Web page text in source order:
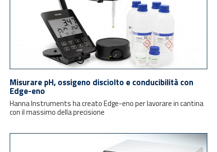
Misurare pH, ossigeno disciolto e conducibilità con
Edge-eno
Hanna Instruments ha creato Edge-eno per lavorare in cantina
con il massimo della precisione